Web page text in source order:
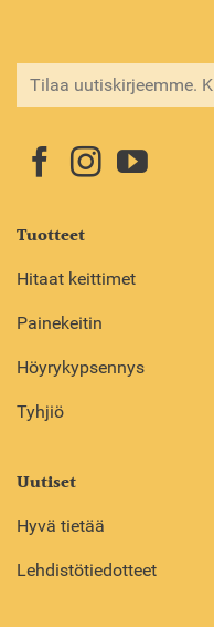
Tuotteet
Hitaat keittimet
Painekeitin
Höyrykypsennys
Tyhjiö
Uutiset
Hyvä tietää
Lehdistötiedotteet